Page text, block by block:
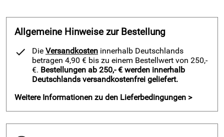
Produktvorteile HSF Kompribandschlagregendicht von 4 -
15 mm - 64mm Breite - 14,1m Rolle:
Quellband für alle Funktionsbereiche in der Bau- und
Fensterfugenabdichtung
schlagregendichte Abdichtung
luftdichte Abdichtung = wärme- und schalldämmend
Allgemeine Hinweise zur Bestellung
Die Versandkosten innerhalb Deutschlands
betragen 4,90 € bis zu einem Bestellwert von 250,-
€. Bestellungen ab 250,- € werden innerhalb
Deutschlands versandkostenfrei geliefert.
Weitere Informationen zu den Lieferbedingungen >